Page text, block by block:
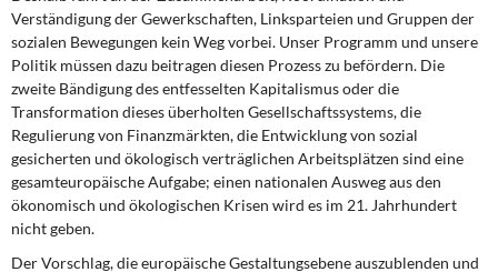
Verständigung der Gewerk­schaften, Linksparteien und Gruppen der
sozialen Bewegungen kein Weg vorbei. Unser Programm und unsere
Politik müssen dazu beitragen diesen Prozess zu befördern. Die
zweite Bändigung des entfesselten Kapitalismus oder die
Transformation dieses überholten Gesellschaftssystems, die
Regulierung von Finanzmärkten, die Entwicklung von sozial
gesicherten und ökologisch verträglichen Arbeitsplätzen sind eine
gesamt­europäische Aufgabe; einen nationalen Ausweg aus den
ökonomisch und ökologischen Krisen wird es im 21. Jahrhundert
nicht geben.
Der Vorschlag, die europäische Gestaltungsebene auszublenden und